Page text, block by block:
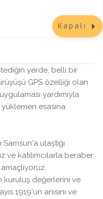
Kapalı
yerde, belli bir
GPS özelliği olan
yardımıyla
esasına
ulaştığı
ve katılımcılarla beraber
kuruluş değerlerini ve
1919'un anısını ve